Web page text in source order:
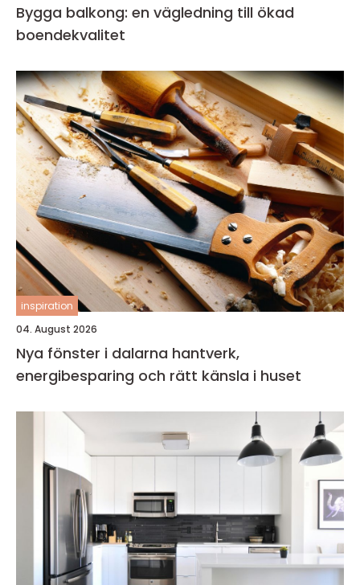
Bygga balkong: en vägledning till ökad
boendekvalitet
inspiration
04. August 2026
Nya fönster i dalarna hantverk,
energibesparing och rätt känsla i huset